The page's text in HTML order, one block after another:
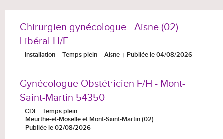
Chirurgien gynécologue - Aisne (02) -
Libéral H/F
Installation Temps plein Aisne Publiée le 04/08/2026
Gynécologue Obstétricien F/H - Mont-
Saint-Martin 54350
CDI
Temps plein
Meurthe-et-Moselle et Mont-Saint-Martin (02)
Publiée le 02/08/2026